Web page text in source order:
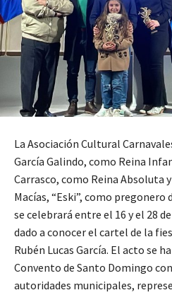
La Asociación Cultural
García Galindo, como Reina
Carrasco, como Reina Absoluta
Macías, “Eski”, como pregonero
se celebrará entre el 16 y el 28
dado a conocer el cartel de la
Rubén Lucas García. El acto se
Convento de Santo Domingo
autoridades municipales,